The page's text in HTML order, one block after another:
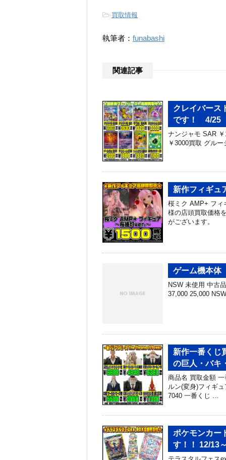
-買取情報
執筆者： funabashi
関連記事
クレイバース
です！ 4/25
ナンジャモ SAR
￥3000買取 グル
新作フィギュ
桜ミク AMP+ フ
様の店頭買取価格
がございます。
ゲーム機本
NSW 未使用 中古
37,000 25,000
新作一番くじ
の巨人・バキ
商品名 買取金額
ルン(変身)フィギ
7040 一番くじ …
ポケモンカー
す！！ 12/13